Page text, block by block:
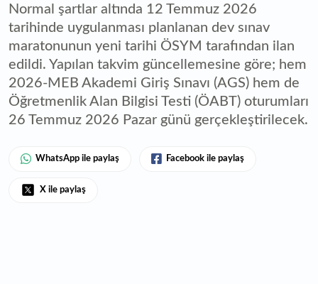
Normal şartlar altında 12 Temmuz 2026
tarihinde uygulanması planlanan dev sınav
maratonunun yeni tarihi ÖSYM tarafından ilan
edildi. Yapılan takvim güncellemesine göre; hem
2026-MEB Akademi Giriş Sınavı (AGS) hem de
Öğretmenlik Alan Bilgisi Testi (ÖABT) oturumları
26 Temmuz 2026 Pazar günü gerçekleştirilecek.
WhatsApp ile paylaş Facebook ile paylaş
X ile paylaş